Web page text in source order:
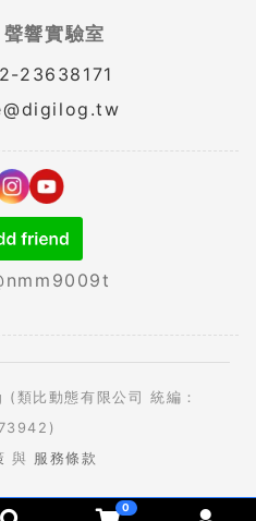
響實驗室
23638171
比動態有限公司 統編：
與 服務條款
0